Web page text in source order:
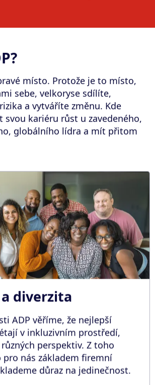
místo. Protože je to místo,
sebe, velkoryse sdílíte,
a vytváříte změnu. Kde
svou kariéru růst u zavedeného,
globálního lídra a mít přitom
diverzita
ADP věříme, že nejlepší
v inkluzivním prostředí,
perspektiv. Z toho
pro nás základem firemní
důraz na jedinečnost.